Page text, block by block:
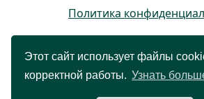
Этот сайт использует файлы
корректной работы. Узнать
Политика